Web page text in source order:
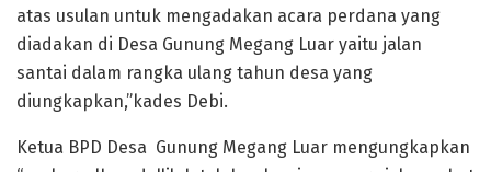
atas usulan untuk mengadakan acara perdana yang
diadakan di Desa Gunung Megang Luar yaitu jalan
santai dalam rangka ulang tahun desa yang
diungkapkan,”kades Debi.
Ketua BPD Desa Gunung Megang Luar mengungkapkan